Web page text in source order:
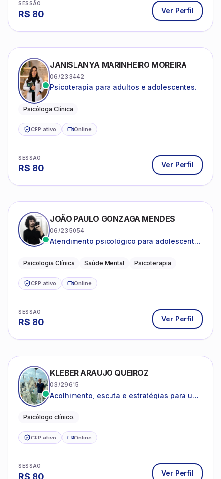
SESSÃO
R$ 80 Ver Perfil
JANISLANYA MARINHEIRO MOREIRA
06/233442
Psicoterapia para adultos e adolescentes.
Psicóloga Clínica
CRP ativo Online
SESSÃO
R$ 80 Ver Perfil
JOÃO PAULO GONZAGA MENDES
06/235054
Atendimento psicológico para adolescentes
depressão e autoestima.
Psicologia Clínica Saúde Mental Psicoterapia
CRP ativo Online
SESSÃO
R$ 80 Ver Perfil
KLEBER ARAUJO QUEIROZ
03/29615
Acolhimento, escuta e estratégias para uma
Psicólogo clínico.
CRP ativo Online
SESSÃO
R$ 80 Ver Perfil